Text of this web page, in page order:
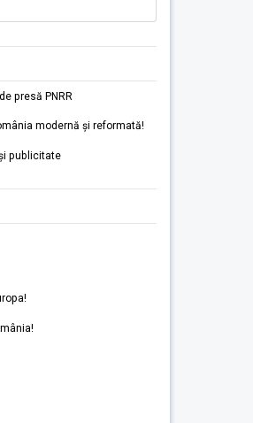
presă PNRR
modernă și reformată!
publicitate